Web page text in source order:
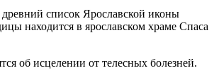
список Ярославской иконы
находится в ярославском храме Спаса
об исцелении от телесных болезней.